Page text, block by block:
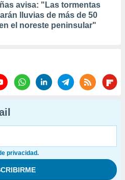
avisa: "Las tormentas
lluvias de más de 50
el noreste peninsular"
privacidad.